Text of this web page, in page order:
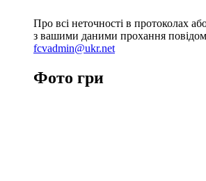
Про всі неточності в протоколах
з вашими даними прохання
fcvadmin@ukr.net
Фото гри